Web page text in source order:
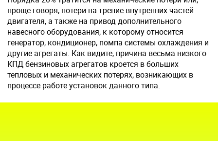
проще говоря, потери на трение внутренних частей
двигателя, а также на привод дополнительного
навесного оборудования, к которому относится
генератор, кондиционер, помпа системы охлаждения и
другие агрегаты. Как видите, причина весьма низкого
КПД бензиновых агрегатов кроется в больших
тепловых и механических потерях, возникающих в
процессе работе установок данного типа.